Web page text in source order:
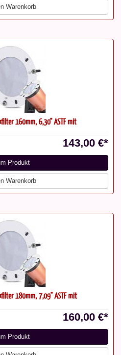
Warenkorb
160mm, 6,30" ASTF mit
143,00 €*
Produkt
Warenkorb
180mm, 7,09" ASTF mit
160,00 €*
Produkt